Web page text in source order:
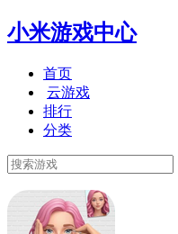
小米游戏中心
首页
云游戏
排行
分类